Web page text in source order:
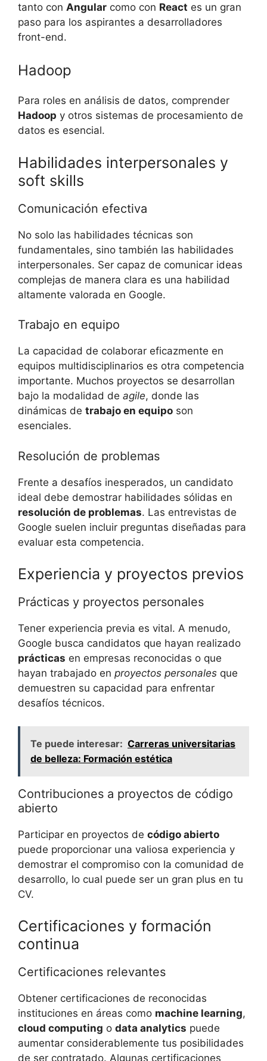
tanto con Angular como con React es un gran
paso para los aspirantes a desarrolladores
front-end.
Hadoop
Para roles en análisis de datos, comprender
Hadoop y otros sistemas de procesamiento de
datos es esencial.
Habilidades interpersonales y
soft skills
Comunicación efectiva
No solo las habilidades técnicas son
fundamentales, sino también las habilidades
interpersonales. Ser capaz de comunicar ideas
complejas de manera clara es una habilidad
altamente valorada en Google.
Trabajo en equipo
La capacidad de colaborar eficazmente en
equipos multidisciplinarios es otra competencia
importante. Muchos proyectos se desarrollan
bajo la modalidad de agile, donde las
dinámicas de trabajo en equipo son
esenciales.
Resolución de problemas
Frente a desafíos inesperados, un candidato
ideal debe demostrar habilidades sólidas en
resolución de problemas. Las entrevistas de
Google suelen incluir preguntas diseñadas para
evaluar esta competencia.
Experiencia y proyectos previos
Prácticas y proyectos personales
Tener experiencia previa es vital. A menudo,
Google busca candidatos que hayan realizado
prácticas en empresas reconocidas o que
hayan trabajado en proyectos personales que
demuestren su capacidad para enfrentar
desafíos técnicos.
Te puede interesar: Carreras universitarias
de belleza: Formación estética
Contribuciones a proyectos de código
abierto
Participar en proyectos de código abierto
puede proporcionar una valiosa experiencia y
demostrar el compromiso con la comunidad de
desarrollo, lo cual puede ser un gran plus en tu
CV.
Certificaciones y formación
continua
Certificaciones relevantes
Obtener certificaciones de reconocidas
instituciones en áreas como machine learning,
cloud computing o data analytics puede
aumentar considerablemente tus posibilidades
de ser contratado. Algunas certificaciones